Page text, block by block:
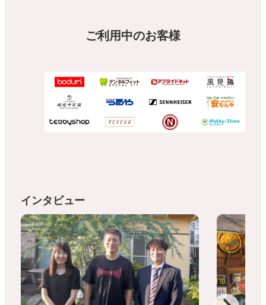
ご利用中のお客様
インタビュー